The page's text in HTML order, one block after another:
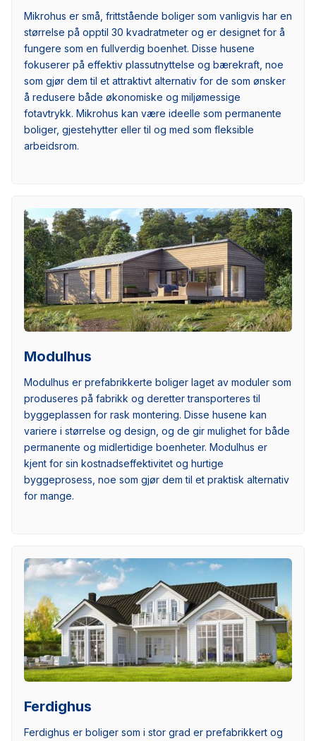
Mikrohus er små, frittstående boliger som vanligvis har en
størrelse på opptil 30 kvadratmeter og er designet for å
fungere som en fullverdig boenhet. Disse husene
fokuserer på effektiv plassutnyttelse og bærekraft, noe
som gjør dem til et attraktivt alternativ for de som ønsker
å redusere både økonomiske og miljømessige
fotavtrykk. Mikrohus kan være ideelle som permanente
boliger, gjestehytter eller til og med som fleksible
arbeidsrom.
Modulhus
Modulhus er prefabrikkerte boliger laget av moduler som
produseres på fabrikk og deretter transporteres til
byggeplassen for rask montering. Disse husene kan
variere i størrelse og design, og de gir mulighet for både
permanente og midlertidige boenheter. Modulhus er
kjent for sin kostnadseffektivitet og hurtige
byggeprosess, noe som gjør dem til et praktisk alternativ
for mange.
Ferdighus
Ferdighus er boliger som i stor grad er prefabrikkert og